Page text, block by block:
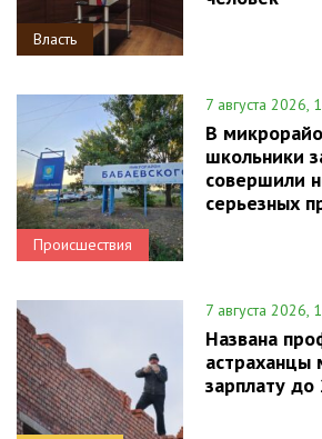
Власть
Происшествия
7 августа 2026,
В
школьники
совершили
серьезных
7 августа 2026,
Названа
астраханцы
зарплату